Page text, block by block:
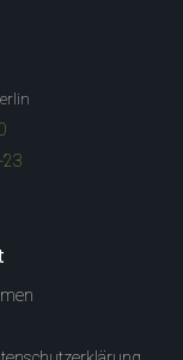
23